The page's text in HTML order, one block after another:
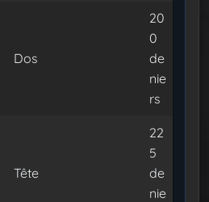
Dos
20
0
de
nie
rs
Tête
22
5
de
nie